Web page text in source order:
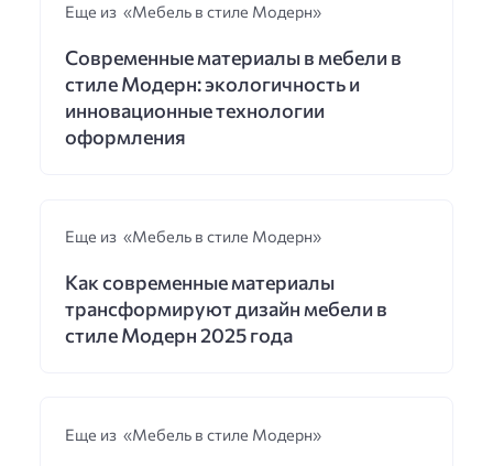
Еще из «Мебель в стиле Модерн»
Современные материалы в мебели в
стиле Модерн: экологичность и
инновационные технологии
оформления
Еще из «Мебель в стиле Модерн»
Как современные материалы
трансформируют дизайн мебели в
стиле Модерн 2025 года
Еще из «Мебель в стиле Модерн»